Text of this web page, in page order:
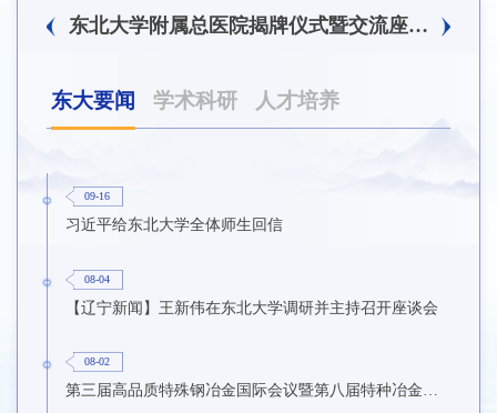
东北大学附属总医院揭牌仪式暨交流座谈会举行
东大要闻 学术科研 人才培养
09-16
习近平给东北大学全体师生回信
08-04
【辽宁新闻】王新伟在东北大学调研并主持召开座谈会
08-02